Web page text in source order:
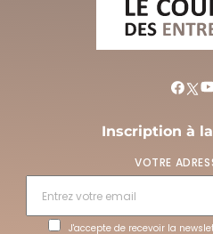
Inscription à
VOTRE
J'accepte de recevoir la